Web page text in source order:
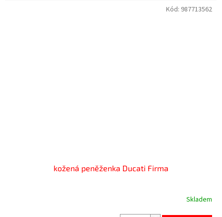
kožená peněženka Ducati Firma
Skladem
Kód: 987713562